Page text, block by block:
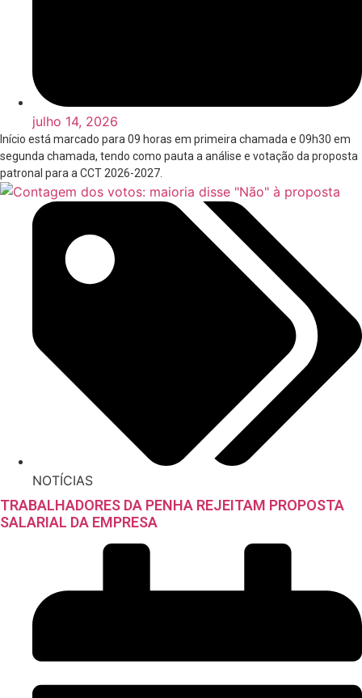
julho 14, 2026
Início está marcado para 09 horas em primeira chamada e 09h30 em
segunda chamada, tendo como pauta a análise e votação da proposta
patronal para a CCT 2026-2027.
NOTÍCIAS
TRABALHADORES DA PENHA REJEITAM PROPOSTA
SALARIAL DA EMPRESA